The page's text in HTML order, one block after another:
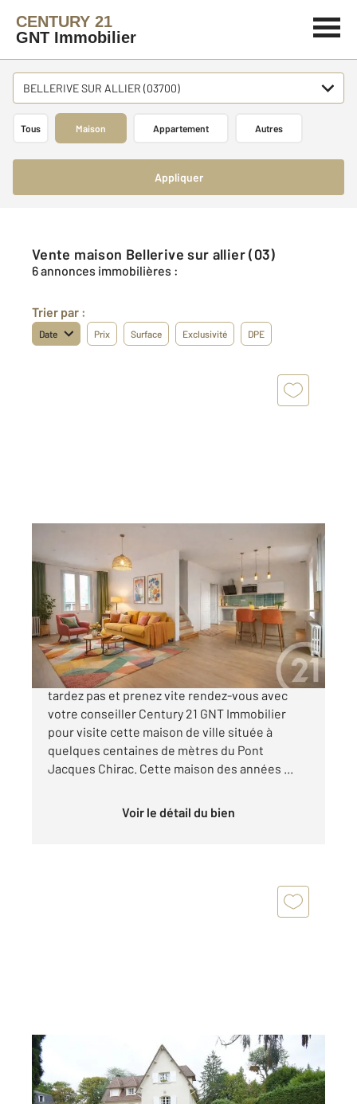
CENTURY 21
GNT Immobilier
BELLERIVE SUR ALLIER (03700)
Tous Maison Appartement Autres
Appliquer
Vente maison Bellerive sur allier (03)
6 annonces immobilières :
Trier par :
Date Prix Surface Exclusivité DPE
95,12 m
, 4 pièces
Ref : 1156
Maison à vendre
174 000 €
L'emplacement est important pour vous ? Ne
tardez pas et prenez vite rendez-vous avec
votre conseiller Century 21 GNT Immobilier
pour visite cette maison de ville située à
quelques centaines de mètres du Pont
Jacques Chirac. Cette maison des années ...
Voir le détail du bien
BELLERIVE SUR ALLIER 03
, 6 pièces
Ref : 1893